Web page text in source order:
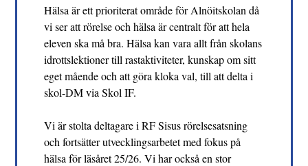
Hälsa är ett prioriterat område för Alnöitskolan då
vi ser att rörelse och hälsa är centralt för att hela
eleven ska må bra. Hälsa kan vara allt från skolans
idrottslektioner till rastaktiviteter, kunskap om sitt
eget mående och att göra kloka val, till att delta i
skol-DM via Skol IF.
Vi är stolta deltagare i RF Sisus rörelsesatsning
och fortsätter utvecklingsarbetet med fokus på
hälsa för läsåret 25/26. Vi har också en stor